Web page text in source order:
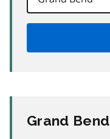
Grand Bend